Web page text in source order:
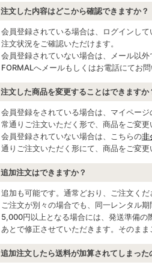
注文した内容はどこから確認できますか？
会員登録されている場合は、ログインし
注文状況をご確認いただけます。
会員登録されていない場合は、メール以
FORMALへメールもしくはお電話にてお問
注文した商品を変更することはできますか
会員登録をされている場合は、マイペー
常通りご注文いただく形で、商品をご変更
会員登録されていない場合は、こちらの非
通りご注文いただく形にて、商品をご変更
追加注文はできますか？
追加も可能です。通常どおり、ご注文くだ
ご注文が別々の場合でも、同一レンタル
5,000円以上となる場合には、発送準備の
あとで修正させていただきます。そのまま
追加注文したら送料が加算されてしまった